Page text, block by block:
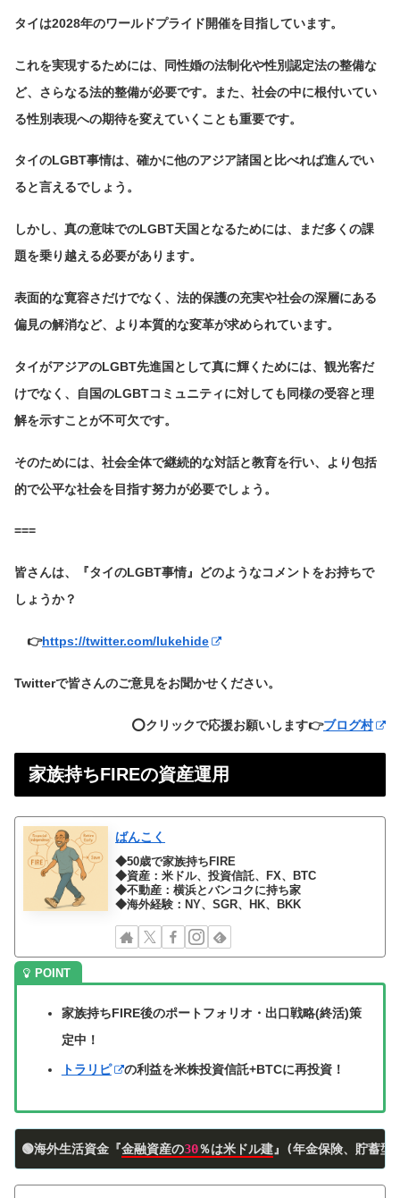
タイは2028年のワールドプライド開催を目指しています。
これを実現するためには、同性婚の法制化や性別認定法の整備な
ど、さらなる法的整備が必要です。また、社会の中に根付いてい
る性別表現への期待を変えていくことも重要です。
タイのLGBT事情は、確かに他のアジア諸国と比べれば進んでい
ると言えるでしょう。
しかし、真の意味でのLGBT天国となるためには、まだ多くの課
題を乗り越える必要があります。
表面的な寛容さだけでなく、法的保護の充実や社会の深層にある
偏見の解消など、より本質的な変革が求められています。
タイがアジアのLGBT先進国として真に輝くためには、観光客だ
けでなく、自国のLGBTコミュニティに対しても同様の受容と理
解を示すことが不可欠です。
そのためには、社会全体で継続的な対話と教育を行い、より包括
的で公平な社会を目指す努力が必要でしょう。
===
皆さんは、『タイのLGBT事情』どのようなコメントをお持ちで
しょうか？
👉https://twitter.com/lukehide
Twitterで皆さんのご意見をお聞かせください。
⭕️クリックで応援お願いします👉ブログ村
家族持ちFIREの資産運用
ばんこく
◆50歳で家族持ちFIRE
◆資産：米ドル、投資信託、FX、BTC
◆不動産：横浜とバンコクに持ち家
◆海外経験：NY、SGR、HK、BKK
家族持ちFIRE後のポートフォリオ・出口戦略(終活)策
定中！
トラリピ の利益を米株投資信託+BTCに再投資！
🟢海外生活資金『金融資産の30％は米ドル建』(年金保険、貯蓄型